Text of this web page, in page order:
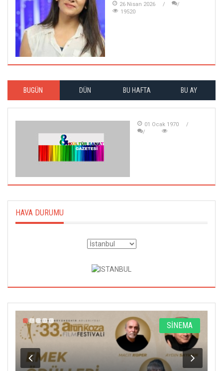
26 Nisan 2026
19520
BUGÜN DÜN BU HAFTA BU AY
01 Ocak 1970
HAVA DURUMU
SİNEMA